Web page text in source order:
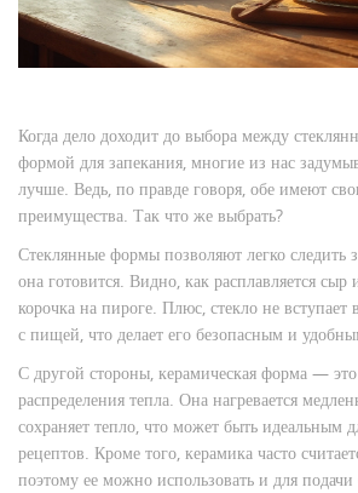
Когда дело доходит до выбора между
формой для запекания, многие из нас
лучше. Ведь, по правде говоря, обе имеют
преимущества. Так что же выбрать?
Стеклянные формы позволяют легко следить
она готовится. Видно, как расплавляется сыр
корочка на пироге. Плюс, стекло не вступает
с пищей, что делает его безопасным и
С другой стороны, керамическая форма —
распределения тепла. Она нагревается
сохраняет тепло, что может быть идеальным
рецептов. Кроме того, керамика часто
поэтому ее можно использовать и для